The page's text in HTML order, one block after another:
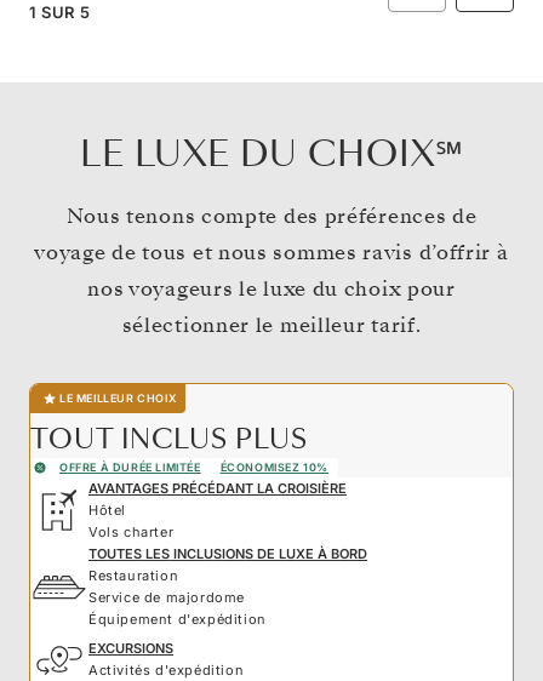
1 SUR 5
LE LUXE DU CHOIX℠
Nous tenons compte des préférences de
voyage de tous et nous sommes ravis d’offrir à
nos voyageurs le luxe du choix pour
sélectionner le meilleur tarif.
LE MEILLEUR CHOIX
TOUT INCLUS PLUS
OFFRE À DURÉE LIMITÉE ÉCONOMISEZ 10%
AVANTAGES PRÉCÉDANT LA CROISIÈRE
Hôtel
Vols charter
TOUTES LES INCLUSIONS DE LUXE À BORD
Restauration
Service de majordome
Équipement d'expédition
EXCURSIONS
Activités d'expédition